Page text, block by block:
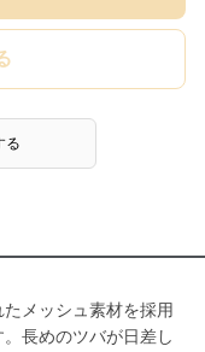
る
メッシュ素材を採用
長めのツバが日差し